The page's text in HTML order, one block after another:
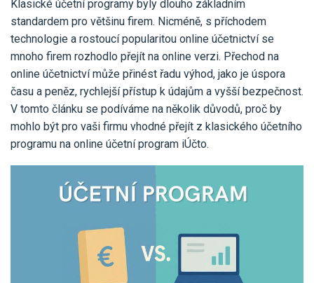
Propojení s bankou
Účetní a manažerské reporty
Ceník a sklady
One Stop Shop (OSS)
Všechny funkce
Pro uživatele iÚčto
Poptávka účetních služeb
Ceník účetních služeb
Pro koho je určené
Pro firmy
Pro živnostníky
Pro spolky Blog Kontakt
VYZKOUŠET ZDARMA PŘIHLÁSIT SE
Klasické účetní programy byly dlouho základním
standardem pro většinu firem. Nicméně, s příchodem
technologie a rostoucí popularitou online účetnictví se
mnoho firem rozhodlo přejít na online verzi. Přechod na
online účetnictví může přinést řadu výhod, jako je úspora
času a peněz, rychlejší přístup k údajům a vyšší bezpečnost.
V tomto článku se podíváme na několik důvodů, proč by
mohlo být pro vaši firmu vhodné přejít z klasického účetního
programu na online účetní program iÚčto.